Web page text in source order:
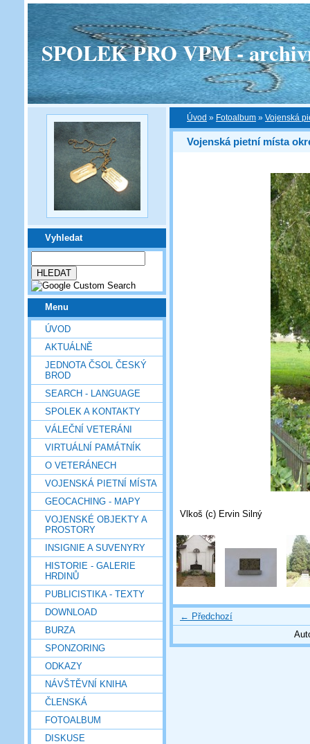
SPOLEK PRO VPM -
Vyhledat
Menu
ÚVOD
AKTUÁLNĚ
JEDNOTA ČSOL ČESKÝ
BROD
SEARCH - LANGUAGE
SPOLEK A KONTAKTY
VÁLEČNÍ VETERÁNI
VIRTUÁLNÍ PAMÁTNÍK
O VETERÁNECH
VOJENSKÁ PIETNÍ MÍSTA
GEOCACHING - MAPY
VOJENSKÉ OBJEKTY A
PROSTORY
INSIGNIE A SUVENYRY
HISTORIE - GALERIE
HRDINŮ
PUBLICISTIKA - TEXTY
DOWNLOAD
BURZA
SPONZORING
ODKAZY
NÁVŠTĚVNÍ KNIHA
ČLENSKÁ
FOTOALBUM
DISKUSE
Úvod » Fotoalbum » Vojenská
Vojenská pietní místa
Vlkoš (c) Ervin Silný
← Předchozí